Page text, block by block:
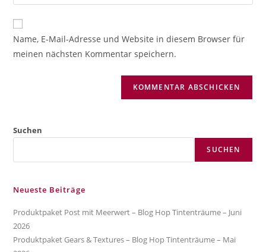
Kommentieren
ein
zum
Kommentieren
ein
deine
Website-
URL
Name, E-Mail-Adresse und Website in diesem Browser für
meinen nächsten Kommentar speichern.
Suchen
SUCHEN
Neueste Beiträge
Produktpaket Post mit Meerwert – Blog Hop Tintenträume – Juni
2026
Produktpaket Gears & Textures – Blog Hop Tintenträume – Mai